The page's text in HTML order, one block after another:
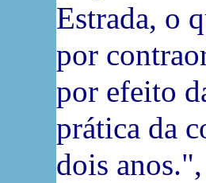
Estrada, o
por
por efeito
prática da
dois